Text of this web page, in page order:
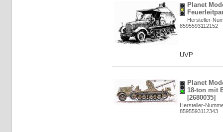
Planet
Hersteller-
8595593112152
UVP
Planet
18-ton mit
[2680035]
Hersteller-
8595593112343